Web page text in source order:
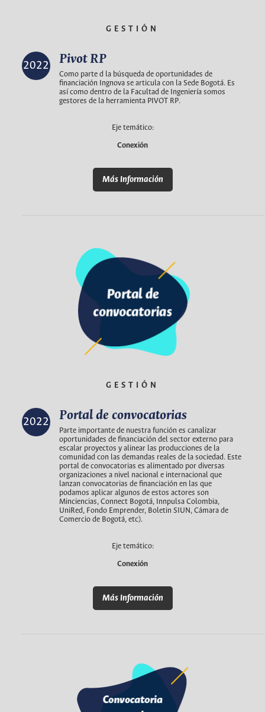
GESTIÓN
2022 Pivot RP
Como parte d la búsqueda de oportunidades de
financiación Ingnova se articula con la Sede Bogotá. Es
así como dentro de la Facultad de Ingeniería somos
gestores de la herramienta PIVOT RP.
Eje temático:
Conexión
Más Información
GESTIÓN
2022 Portal de convocatorias
Parte importante de nuestra función es canalizar
oportunidades de financiación del sector externo para
escalar proyectos y alinear las producciones de la
comunidad con las demandas reales de la sociedad. Este
portal de convocatorias es alimentado por diversas
organizaciones a nivel nacional e internacional que
lanzan convocatorias de financiación en las que
podamos aplicar algunos de estos actores son
Minciencias, Connect Bogotá, Innpulsa Colombia,
UniRed, Fondo Emprender, Boletin SIUN, Cámara de
Comercio de Bogotá, etc).
Eje temático:
Conexión
Más Información